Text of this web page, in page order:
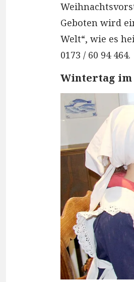
Geboten wird
Welt“, wie es
0173 / 60 94 464.
Wintertag im